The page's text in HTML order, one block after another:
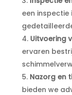
een inspectie
Uitvoering
ervaren
Nazorg en
bieden we